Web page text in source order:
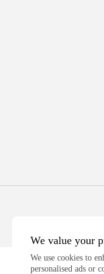
We value your
We use cookies to
personalised ads or